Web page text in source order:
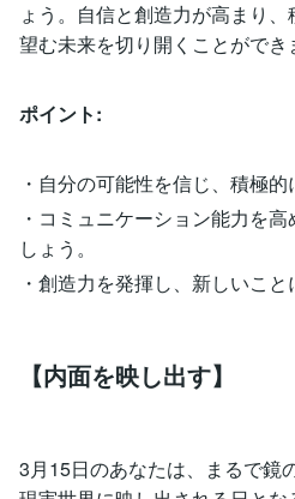
ょう。自信と創造力が高まり、
望む未来を切り開くことができ
ポイント:
・自分の可能性を信じ、積極的
・コミュニケーション能力を
しょう。
・創造力を発揮し、新しいこと
【内面を映し出す】
3月15日のあなたは、まるで鏡